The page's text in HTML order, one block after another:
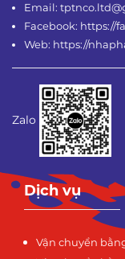
Email:
Facebook: https://
Web: https://
Zalo
Dịch vụ
Vận chuyển